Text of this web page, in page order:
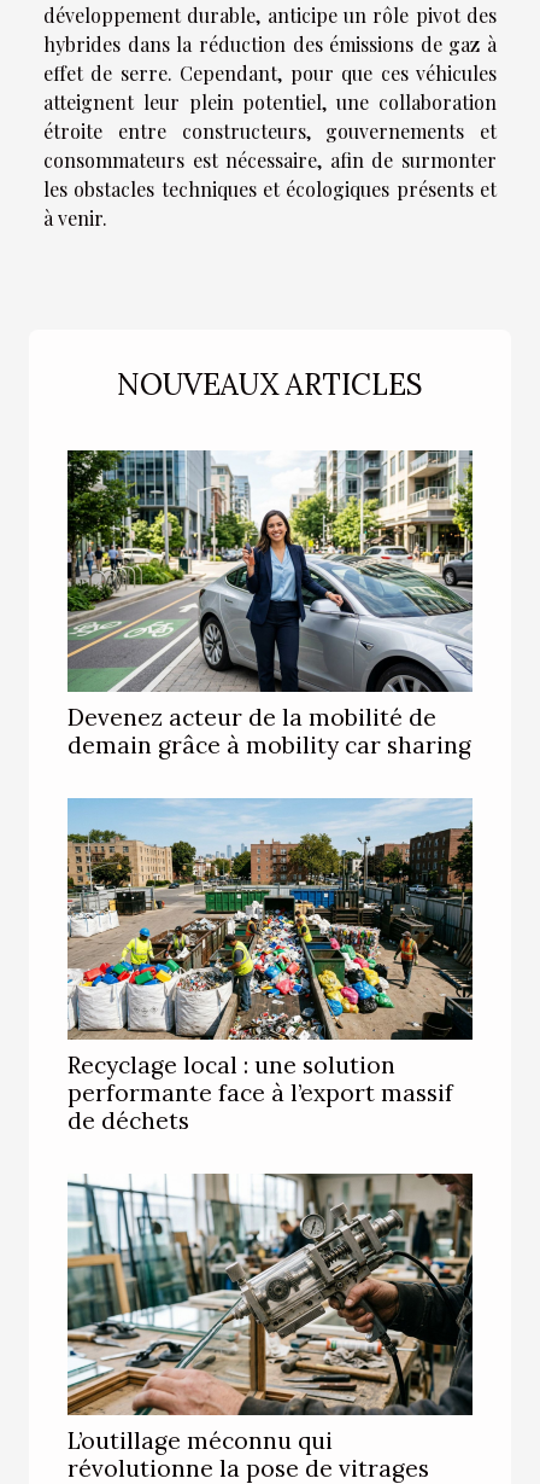
développement durable, anticipe un rôle pivot des
hybrides dans la réduction des émissions de gaz à
effet de serre. Cependant, pour que ces véhicules
atteignent leur plein potentiel, une collaboration
étroite entre constructeurs, gouvernements et
consommateurs est nécessaire, afin de surmonter
les obstacles techniques et écologiques présents et
à venir.
NOUVEAUX ARTICLES
Devenez acteur de la mobilité de
demain grâce à mobility car sharing
Recyclage local : une solution
performante face à l’export massif
de déchets
L’outillage méconnu qui
révolutionne la pose de vitrages